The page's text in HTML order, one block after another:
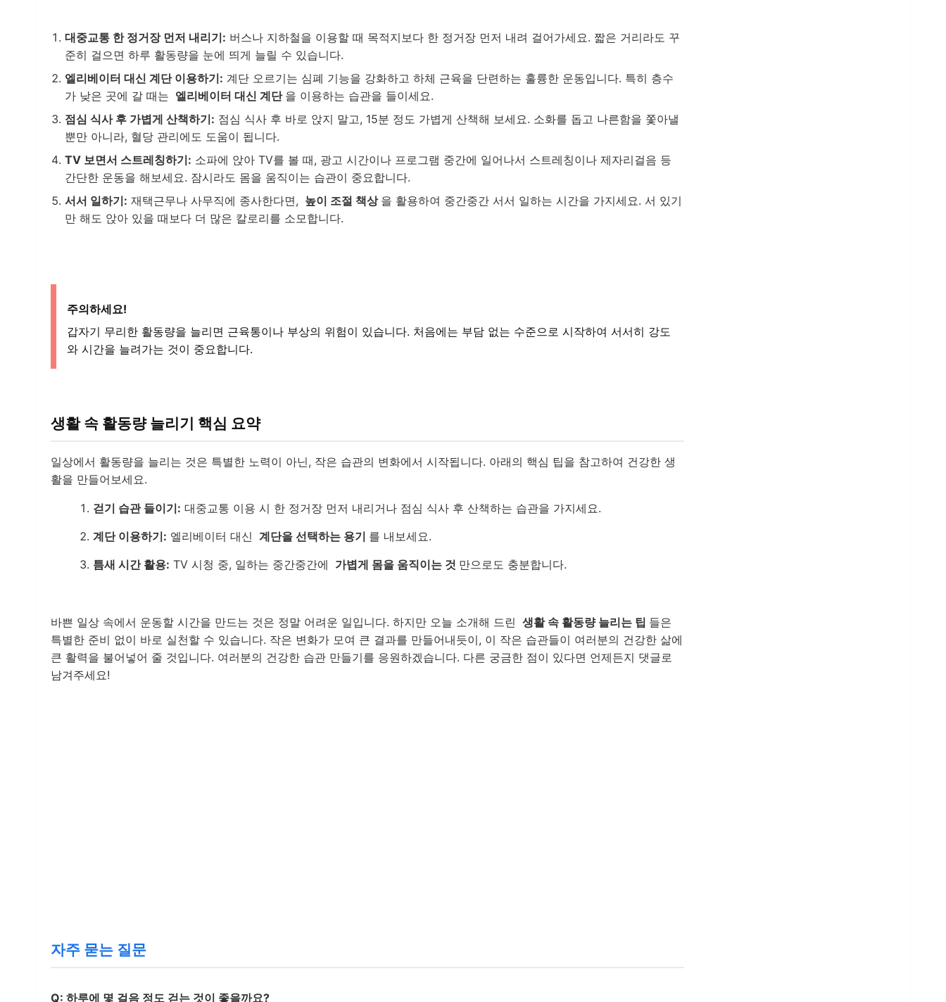
대중교통 한 정거장 먼저 내리기: 버스나 지하철을 이용할 때 목적지보다 한 정거장 먼저 내려 걸어가세요. 짧은 거리라도 꾸
준히 걸으면 하루 활동량을 눈에 띄게 늘릴 수 있습니다.
엘리베이터 대신 계단 이용하기: 계단 오르기는 심폐 기능을 강화하고 하체 근육을 단련하는 훌륭한 운동입니다. 특히 층수
가 낮은 곳에 갈 때는 엘리베이터 대신 계단 을 이용하는 습관을 들이세요.
점심 식사 후 가볍게 산책하기: 점심 식사 후 바로 앉지 말고, 15분 정도 가볍게 산책해 보세요. 소화를 돕고 나른함을 쫓아낼
뿐만 아니라, 혈당 관리에도 도움이 됩니다.
TV 보면서 스트레칭하기: 소파에 앉아 TV를 볼 때, 광고 시간이나 프로그램 중간에 일어나서 스트레칭이나 제자리걸음 등
간단한 운동을 해보세요. 잠시라도 몸을 움직이는 습관이 중요합니다.
서서 일하기: 재택근무나 사무직에 종사한다면, 높이 조절 책상 을 활용하여 중간중간 서서 일하는 시간을 가지세요. 서 있기
만 해도 앉아 있을 때보다 더 많은 칼로리를 소모합니다.
주의하세요!
갑자기 무리한 활동량을 늘리면 근육통이나 부상의 위험이 있습니다. 처음에는 부담 없는 수준으로 시작하여 서서히 강도
와 시간을 늘려가는 것이 중요합니다.
생활 속 활동량 늘리기 핵심 요약
일상에서 활동량을 늘리는 것은 특별한 노력이 아닌, 작은 습관의 변화에서 시작됩니다. 아래의 핵심 팁을 참고하여 건강한 생
활을 만들어보세요.
걷기 습관 들이기: 대중교통 이용 시 한 정거장 먼저 내리거나 점심 식사 후 산책하는 습관을 가지세요.
계단 이용하기: 엘리베이터 대신 계단을 선택하는 용기 를 내보세요.
틈새 시간 활용: TV 시청 중, 일하는 중간중간에 가볍게 몸을 움직이는 것 만으로도 충분합니다.
바쁜 일상 속에서 운동할 시간을 만드는 것은 정말 어려운 일입니다. 하지만 오늘 소개해 드린 생활 속 활동량 늘리는 팁 들은
특별한 준비 없이 바로 실천할 수 있습니다. 작은 변화가 모여 큰 결과를 만들어내듯이, 이 작은 습관들이 여러분의 건강한 삶에
큰 활력을 불어넣어 줄 것입니다. 여러분의 건강한 습관 만들기를 응원하겠습니다. 다른 궁금한 점이 있다면 언제든지 댓글로
남겨주세요!
자주 묻는 질문
Q: 하루에 몇 걸음 정도 걷는 것이 좋을까요?